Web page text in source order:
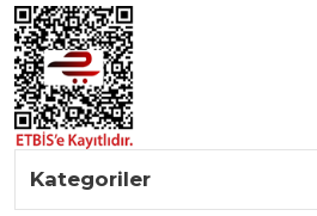
Kategoriler